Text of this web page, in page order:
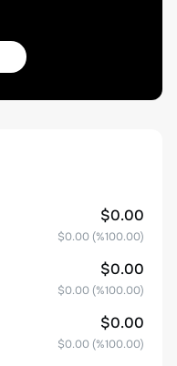
$0.00
$0.00 (%100.00)
$0.00
$0.00 (%100.00)
$0.00
$0.00 (%100.00)